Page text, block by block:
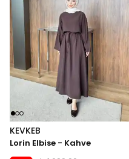
KEVKEB
Lorin Elbise - Kahve